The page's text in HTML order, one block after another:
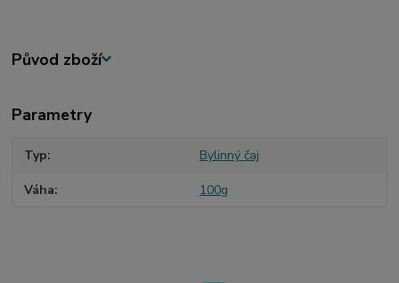
Původ zboží
Parametry
Typ Bylinný čaj
Váha 100g